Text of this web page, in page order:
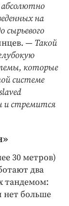
на
сырьевого
— Такой
которые
системе
и стремится
30 метров)
два
тандемом:
нет больше